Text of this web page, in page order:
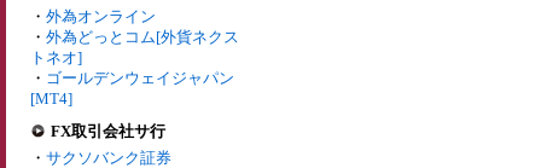
・ 外為オンライン
・ 外為どっとコム[外貨ネクス
トネオ]
・ ゴールデンウェイジャパン
[MT4]
FX取引会社サ行
・ サクソバンク証券